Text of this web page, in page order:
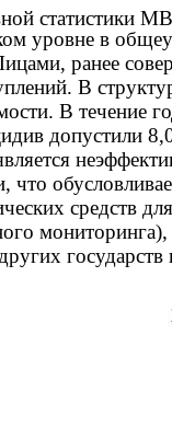
статистики
уровне в
ранее
В
В течение
допустили
что
средств
государств